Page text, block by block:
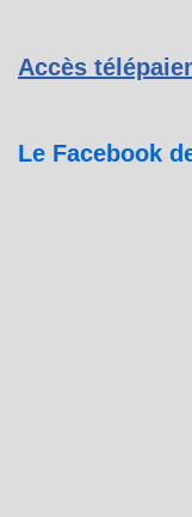
Accès
Le Facebook